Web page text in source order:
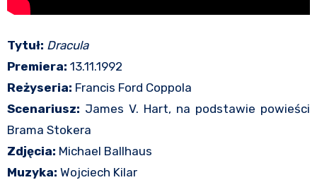
Tytuł: Dracula
Premiera: 13.11.1992
Reżyseria: Francis Ford Coppola
Scenariusz: James V. Hart, na podstawie powieści
Brama Stokera
Zdjęcia: Michael Ballhaus
Muzyka: Wojciech Kilar